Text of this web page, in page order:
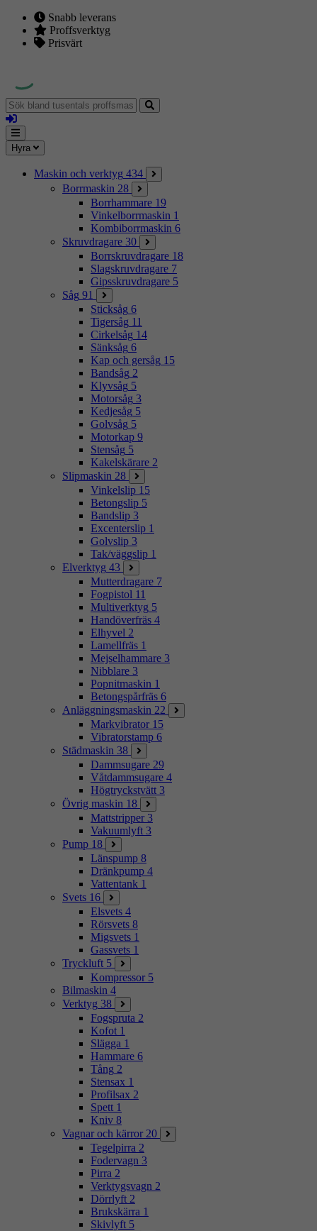
Snabb leverans
Proffsverktyg
Prisvärt
Sök
bland
tusentals
proffsmaskiner
Logga
in
Mina
sidor
Meny
Hyra
Maskin och verktyg 434
Borrmaskin 28
Borrhammare 19
Vinkelborrmaskin 1
Kombiborrmaskin 6
Skruvdragare 30
Borrskruvdragare 18
Slagskruvdragare 7
Gipsskruvdragare 5
Såg 91
Sticksåg 6
Tigersåg 11
Cirkelsåg 14
Sänksåg 6
Kap och gersåg 15
Bandsåg 2
Klyvsåg 5
Motorsåg 3
Kedjesåg 5
Golvsåg 5
Motorkap 9
Stensåg 5
Kakelskärare 2
Slipmaskin 28
Vinkelslip 15
Betongslip 5
Bandslip 3
Excenterslip 1
Golvslip 3
Tak/väggslip 1
Elverktyg 43
Mutterdragare 7
Fogpistol 11
Multiverktyg 5
Handöverfräs 4
Elhyvel 2
Lamellfräs 1
Mejselhammare 3
Nibblare 3
Popnitmaskin 1
Betongspårfräs 6
Anläggningsmaskin 22
Markvibrator 15
Vibratorstamp 6
Städmaskin 38
Dammsugare 29
Våtdammsugare 4
Högtryckstvätt 3
Övrig maskin 18
Mattstripper 3
Vakuumlyft 3
Pump 18
Länspump 8
Dränkpump 4
Vattentank 1
Svets 16
Elsvets 4
Rörsvets 8
Migsvets 1
Gassvets 1
Tryckluft 5
Kompressor 5
Bilmaskin 4
Verktyg 38
Fogspruta 2
Kofot 1
Slägga 1
Hammare 6
Tång 2
Stensax 1
Profilsax 2
Spett 1
Kniv 8
Vagnar och kärror 20
Tegelpirra 2
Fodervagn 3
Pirra 2
Verktygsvagn 2
Dörrlyft 2
Brukskärra 1
Skivlyft 5